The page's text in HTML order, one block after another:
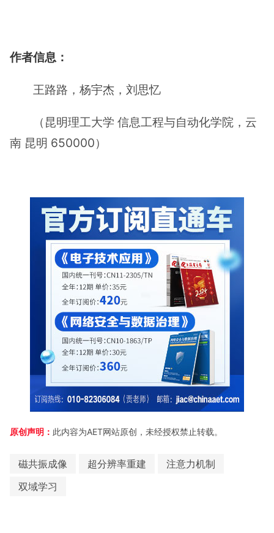
作者信息：
王路路，杨宇杰，刘思忆
（昆明理工大学 信息工程与自动化学院，云
南 昆明 650000）
原创声明： 此内容为AET网站原创，未经授权禁止转载。
磁共振成像 超分辨率重建
注意力机制
双域学习